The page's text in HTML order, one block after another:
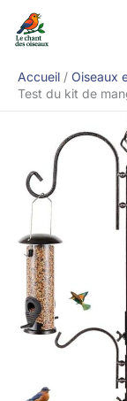
Accueil
Oiseaux
Test du kit de
Rechercher